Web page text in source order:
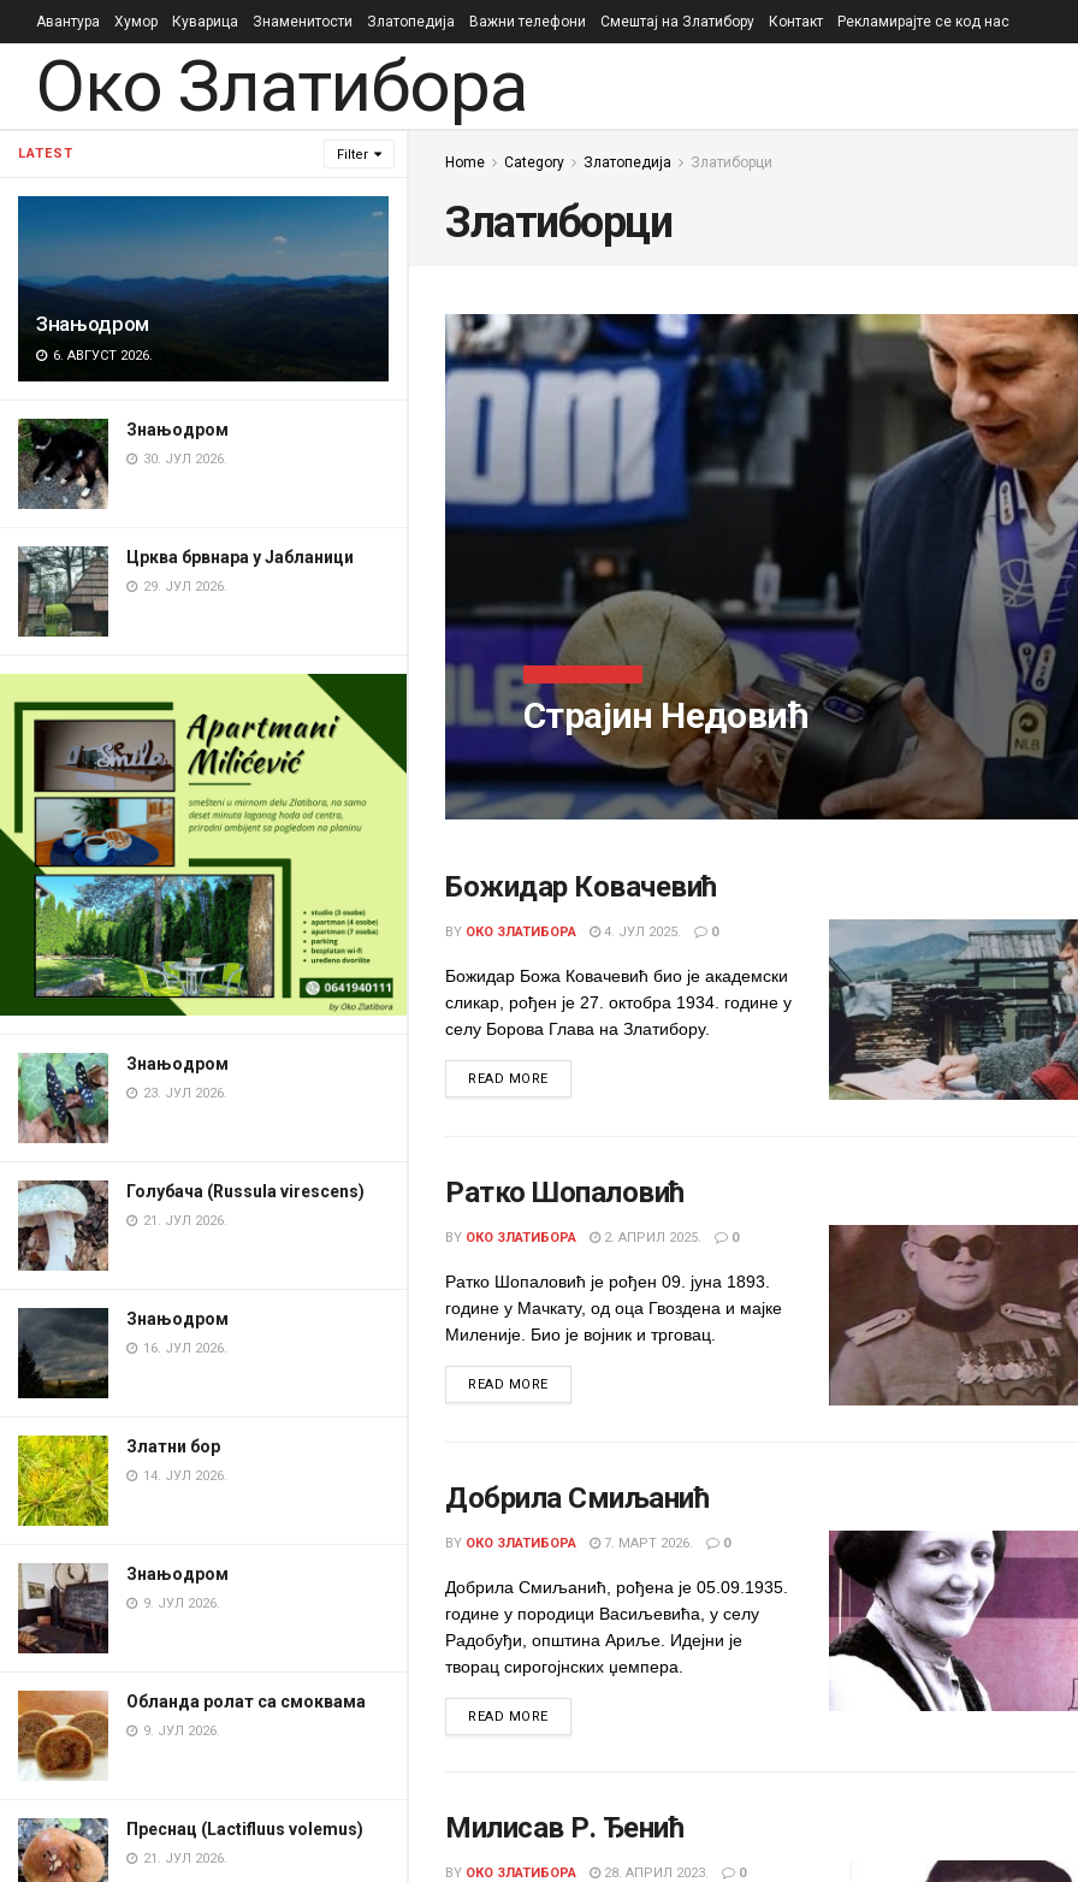
LATEST Filter
Знањодром
6. АВГУСТ 2026.
Знањодром
30. ЈУЛ 2026.
Црква брвнара у Јабланици
29. ЈУЛ 2026.
Знањодром
23. ЈУЛ 2026.
Голубача (Russula virescens)
21. ЈУЛ 2026.
Знањодром
16. ЈУЛ 2026.
Златни бор
14. ЈУЛ 2026.
Знањодром
9. ЈУЛ 2026.
Обланда ролат са смоквама
9. ЈУЛ 2026.
Преснац (Lactifluus volemus)
21. ЈУЛ 2026.
Авантура Хумор Куварица Знаменитости Златопедија Важни телефони Смештај на Златибору Контакт Рекламирајте се код нас
Око Златибора
Home Category Златопедија Златиборци
Златиборци
Страјин Недовић
Божидар Ковачевић
BY ОКО ЗЛАТИБОРА 4. ЈУЛ 2025. 0
Божидар Божа Ковачевић био је академски
сликар, рођен је 27. октобра 1934. године у
селу Борова Глава на Златибору.
READ MOREDETAILS
Ратко Шопаловић
BY ОКО ЗЛАТИБОРА 2. АПРИЛ 2025. 0
Ратко Шопаловић је рођен 09. јуна 1893.
године у Мачкату, од оца Гвоздена и мајке
Миленије. Био је војник и трговац.
READ MOREDETAILS
Добрила Смиљанић
BY ОКО ЗЛАТИБОРА 7. МАРТ 2026. 0
Добрила Смиљанић, рођена је 05.09.1935.
године у породици Васиљевића, у селу
Радобуђи, општина Ариље. Идејни је
творац сирогојнских џемпера.
READ MOREDETAILS
Милисав Р. Ђенић
BY ОКО ЗЛАТИБОРА 28. АПРИЛ 2023. 0